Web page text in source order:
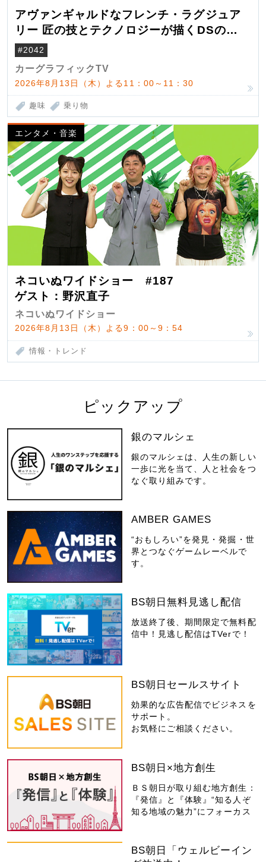
アヴァンギャルドなフレンチ・ラグジュア
リー 匠の技とテクノロジーが描くDSの世
界観
#2042
カーグラフィックTV
2026年8月13日（木）よる11：00～11：30
趣味 乗り物
エンタメ・音楽
ネコいぬワイドショー #187
ゲスト：野沢直子
ネコいぬワイドショー
2026年8月13日（木）よる9：00～9：54
情報・トレンド
ピックアップ
銀のマルシェ
銀のマルシェは、人生の新しい
一歩に光を当て、人と社会をつ
なぐ取り組みです。
AMBER GAMES
“おもしろい”を発見・発掘・世
界とつなぐゲームレーベルで
す。
BS朝日無料見逃し配信
放送終了後、期間限定で無料配
信中！見逃し配信はTVerで！
BS朝日セールスサイト
効果的な広告配信でビジネスを
サポート。
お気軽にご相談ください。
BS朝日×地方創生
ＢＳ朝日が取り組む地方創生：
『発信』と『体験』“知る人ぞ
知る地域の魅力”にフォーカス
BS朝日「ウェルビーイン